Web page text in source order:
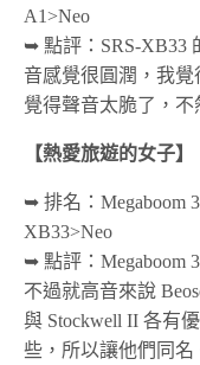
A1>Neo
➥ 點評：SRS-XB33
音感覺很圓潤，我覺
覺得聲音太脆了，不
【熱愛旅遊的女子】
➥ 排名：Megaboom
XB33>Neo
➥ 點評：Megaboom
不過就高音來說
與 Stockwell II 各有
些，所以讓他們同名